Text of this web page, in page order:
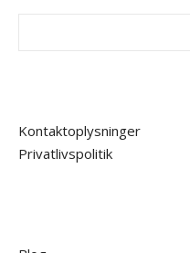
Kontaktoplysninger
Privatlivspolitik